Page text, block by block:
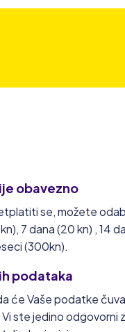
obavezno
se, možete
7 dana (20 kn) , 14
(300kn).
podataka
će Vaše podatke
ste jedino